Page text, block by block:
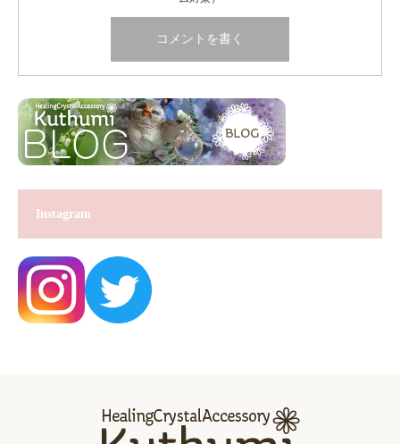
Instagram